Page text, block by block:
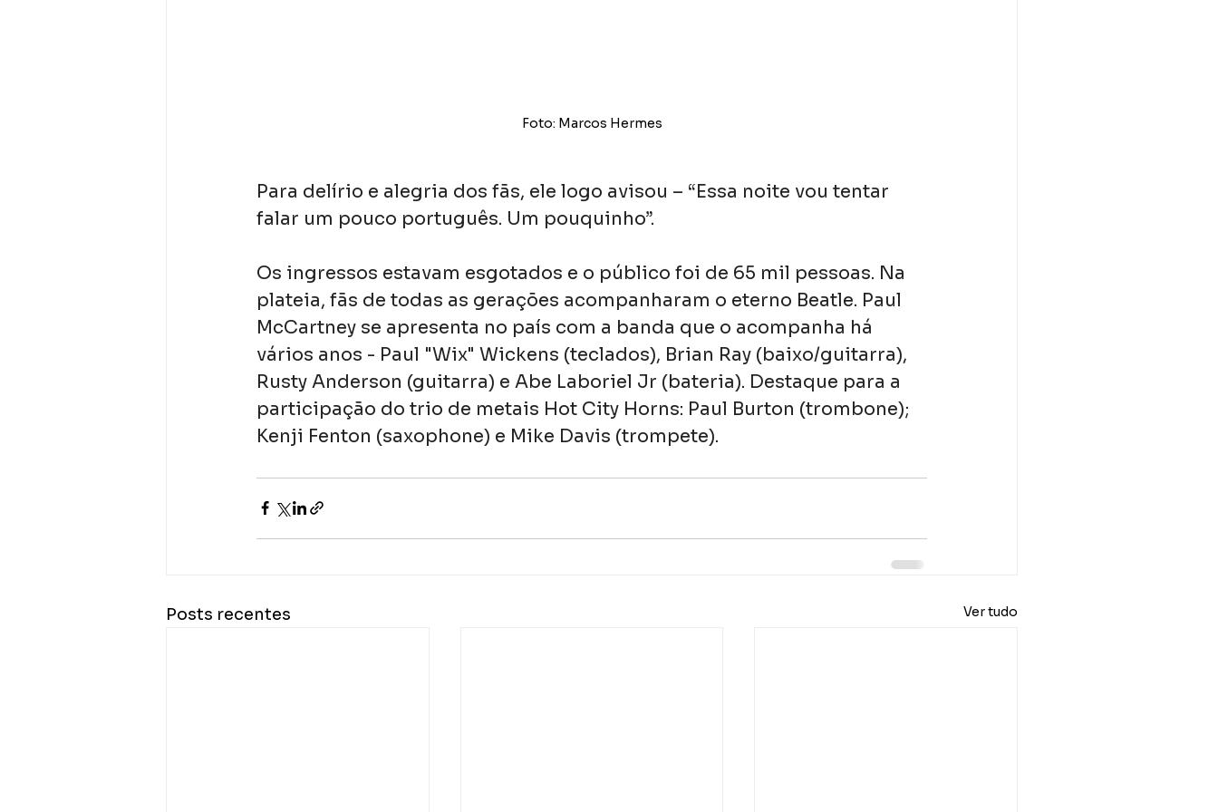
Foto: Marcos Hermes
Para delírio e alegria dos fãs, ele logo avisou – “Essa noite vou tentar
falar um pouco português. Um pouquinho”.
Os ingressos estavam esgotados e o público foi de 65 mil pessoas. Na
plateia, fãs de todas as gerações acompanharam o eterno Beatle. Paul
McCartney se apresenta no país com a banda que o acompanha há
vários anos - Paul "Wix" Wickens (teclados), Brian Ray (baixo/guitarra),
Rusty Anderson (guitarra) e Abe Laboriel Jr (bateria). Destaque para a
participação do trio de metais Hot City Horns: Paul Burton (trombone);
Kenji Fenton (saxophone) e Mike Davis (trompete).
Posts recentes Ver tudo